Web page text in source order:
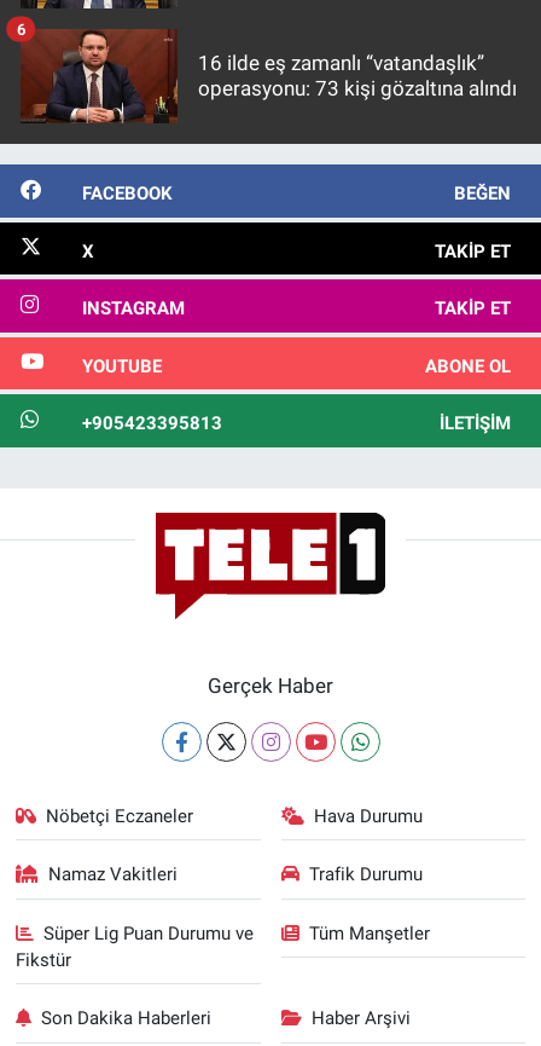
16 ilde eş zamanlı “vatandaşlık”
operasyonu: 73 kişi gözaltına alındı
6
FACEBOOK BEĞEN
X TAKIP ET
INSTAGRAM TAKIP ET
YOUTUBE ABONE OL
+905423395813 İLETIŞIM
Gerçek Haber
Nöbetçi Eczaneler Hava Durumu
Namaz Vakitleri Trafik Durumu
Süper Lig Puan Durumu ve
Fikstür
Tüm Manşetler
Son Dakika Haberleri Haber Arşivi